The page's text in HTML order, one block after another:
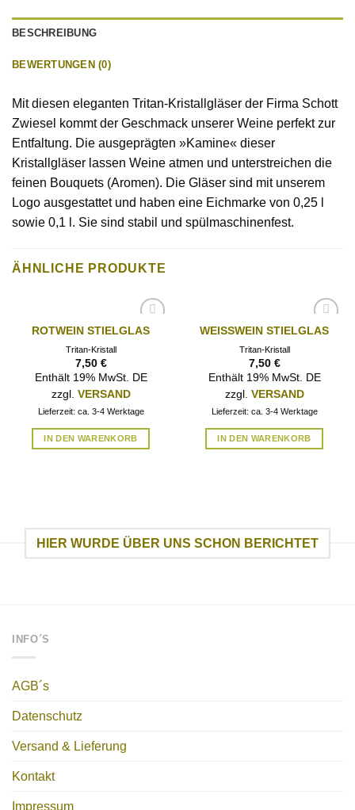
BESCHREIBUNG
BEWERTUNGEN (0)
Mit diesen eleganten Tritan-Kristallgläser der Firma Schott
Zwiesel kommt der Geschmack unserer Weine perfekt zur
Entfaltung. Die ausgeprägten »Kamine« dieser
Kristallgläser lassen Weine atmen und unterstreichen die
feinen Bouquets (Aromen). Die Gläser sind mit unserem
Logo ausgestattet und haben eine Eichmarke von 0,25 l
sowie 0,1 l. Sie sind stabil und spülmaschinenfest.
ÄHNLICHE PRODUKTE
AUF DIE
WUNSCHLISTE
ROTWEIN STIELGLAS
Tritan-Kristall
7,50 €
Enthält 19% MwSt. DE
zzgl. VERSAND
Lieferzeit: ca. 3-4 Werktage
IN DEN WARENKORB
AUF DIE
WUNSCHLISTE
WEISSWEIN STIELGLAS
Tritan-Kristall
7,50 €
Enthält 19% MwSt. DE
zzgl. VERSAND
Lieferzeit: ca. 3-4 Werktage
IN DEN WARENKORB
HIER WURDE ÜBER UNS SCHON BERICHTET
INFO´S
AGB´s
Datenschutz
Versand & Lieferung
Kontakt
Impressum